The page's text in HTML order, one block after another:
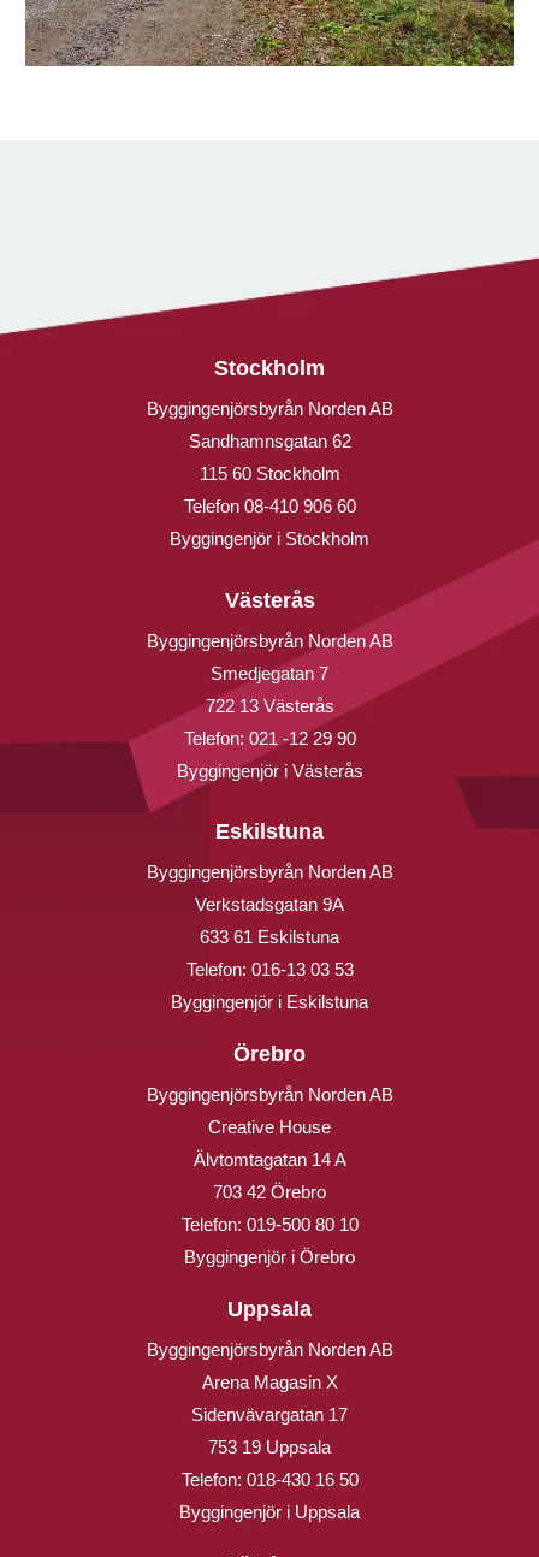
Stockholm
Byggingenjörsbyrån Norden AB
Sandhamnsgatan 62
115 60 Stockholm
Telefon 08-410 906 60
Byggingenjör i Stockholm
Västerås
Byggingenjörsbyrån Norden AB
Smedjegatan 7
722 13 Västerås
Telefon: 021 -12 29 90
Byggingenjör i Västerås
Eskilstuna
Byggingenjörsbyrån Norden AB
Verkstadsgatan 9A
633 61 Eskilstuna
Telefon: 016-13 03 53
Byggingenjör i Eskilstuna
Örebro
Byggingenjörsbyrån Norden AB
Creative House
Älvtomtagatan 14 A
703 42 Örebro
Telefon: 019-500 80 10
Byggingenjör i Örebro
Uppsala
Byggingenjörsbyrån Norden AB
Arena Magasin X
Sidenvävargatan 17
753 19 Uppsala
Telefon: 018-430 16 50
Byggingenjör i Uppsala